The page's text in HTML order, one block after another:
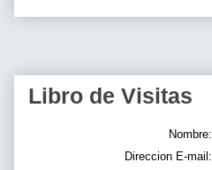
Libro de Visitas
Nombre:
Direccion E-mail: